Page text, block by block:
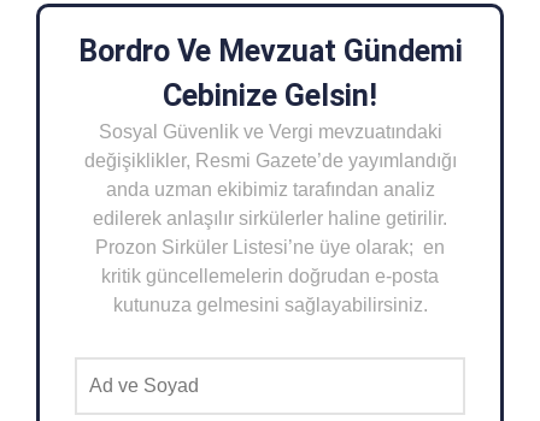
Bordro Ve Mevzuat Gündemi
Cebinize Gelsin!
Sosyal Güvenlik ve Vergi mevzuatındaki
değişiklikler, Resmi Gazete’de yayımlandığı
anda uzman ekibimiz tarafından analiz
edilerek anlaşılır sirkülerler haline getirilir.
Prozon Sirküler Listesi’ne üye olarak; en
kritik güncellemelerin doğrudan e-posta
kutunuza gelmesini sağlayabilirsiniz.